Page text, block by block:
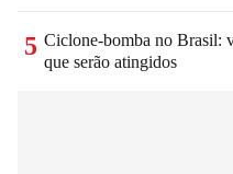
5 Ciclone-bomba no Brasil:
que serão atingidos